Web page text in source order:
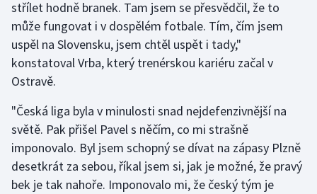
Stolní tenis
Triatlon
Veslování
Vodní slalom
Volejbal
Ostatní
střílet hodně branek. Tam jsem se přesvědčil, že to
může fungovat i v dospělém fotbale. Tím, čím jsem
uspěl na Slovensku, jsem chtěl uspět i tady,"
konstatoval Vrba, který trenérskou kariéru začal v
Ostravě.
"Česká liga byla v minulosti snad nejdefenzivnější na
světě. Pak přišel Pavel s něčím, co mi strašně
imponovalo. Byl jsem schopný se dívat na zápasy Plzně
desetkrát za sebou, říkal jsem si, jak je možné, že pravý
bek je tak nahoře. Imponovalo mi, že český tým je